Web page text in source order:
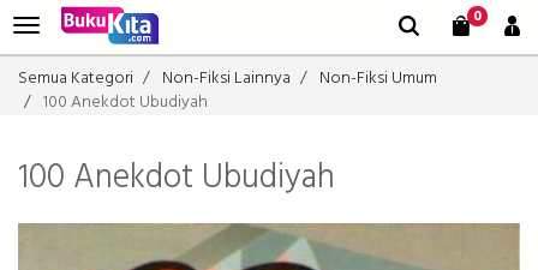
0
Semua Kategori Non-Fiksi Lainnya
Non-Fiksi Umum
100 Anekdot Ubudiyah
100 Anekdot Ubudiyah